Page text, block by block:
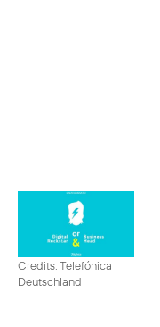
Credits: Telefónica
Deutschland